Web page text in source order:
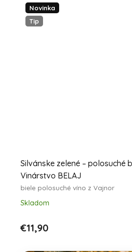
Novinka
Tip
Silvánske zelené – polosuché
Vinárstvo BELAJ
biele polosuché víno z Vajnor
Skladom
€11,90